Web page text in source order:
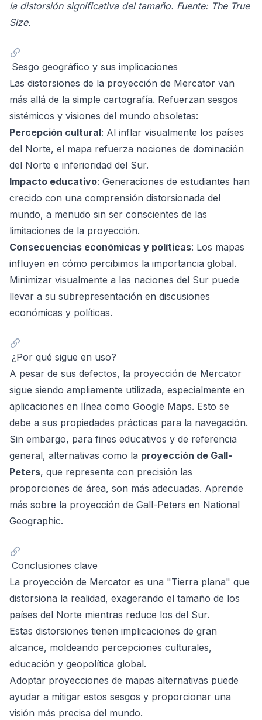
la distorsión significativa del tamaño. Fuente: The True
Size.
Sesgo geográfico y sus implicaciones
Las distorsiones de la proyección de Mercator van
más allá de la simple cartografía. Refuerzan sesgos
sistémicos y visiones del mundo obsoletas:
Percepción cultural: Al inflar visualmente los países
del Norte, el mapa refuerza nociones de dominación
del Norte e inferioridad del Sur.
Impacto educativo: Generaciones de estudiantes han
crecido con una comprensión distorsionada del
mundo, a menudo sin ser conscientes de las
limitaciones de la proyección.
Consecuencias económicas y políticas: Los mapas
influyen en cómo percibimos la importancia global.
Minimizar visualmente a las naciones del Sur puede
llevar a su subrepresentación en discusiones
económicas y políticas.
¿Por qué sigue en uso?
A pesar de sus defectos, la proyección de Mercator
sigue siendo ampliamente utilizada, especialmente en
aplicaciones en línea como Google Maps. Esto se
debe a sus propiedades prácticas para la navegación.
Sin embargo, para fines educativos y de referencia
general, alternativas como la proyección de Gall-
Peters, que representa con precisión las
proporciones de área, son más adecuadas. Aprende
más sobre la proyección de Gall-Peters en National
Geographic.
Conclusiones clave
La proyección de Mercator es una "Tierra plana" que
distorsiona la realidad, exagerando el tamaño de los
países del Norte mientras reduce los del Sur.
Estas distorsiones tienen implicaciones de gran
alcance, moldeando percepciones culturales,
educación y geopolítica global.
Adoptar proyecciones de mapas alternativas puede
ayudar a mitigar estos sesgos y proporcionar una
visión más precisa del mundo.